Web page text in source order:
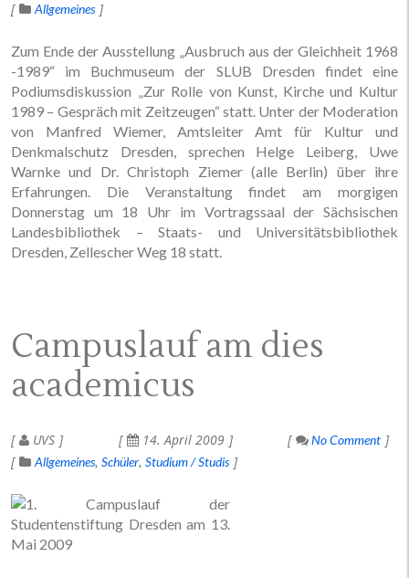
Allgemeines
Zum Ende der Ausstellung „Ausbruch aus der Gleichheit 1968
-1989“ im Buchmuseum der SLUB Dresden findet eine
Podiumsdiskussion „Zur Rolle von Kunst, Kirche und Kultur
1989 – Gespräch mit Zeitzeugen“ statt. Unter der Moderation
von Manfred Wiemer, Amtsleiter Amt für Kultur und
Denkmalschutz Dresden, sprechen Helge Leiberg, Uwe
Warnke und Dr. Christoph Ziemer (alle Berlin) über ihre
Erfahrungen. Die Veranstaltung findet am morgigen
Donnerstag um 18 Uhr im Vortragssaal der Sächsischen
Landesbibliothek – Staats- und Universitätsbibliothek
Dresden, Zellescher Weg 18 statt.
Campuslauf am dies
academicus
UVS 14. April 2009
No Comment
Allgemeines Schüler Studium / Studis